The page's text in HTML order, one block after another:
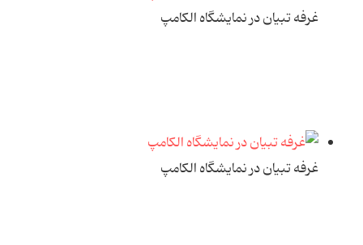
غرفه تبیان در نمایشگاه الکامپ
غرفه تبیان در نمایشگاه الکامپ